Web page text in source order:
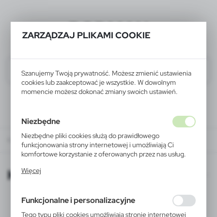
ZARZĄDZAJ PLIKAMI COOKIE
Szanujemy Twoją prywatność. Możesz zmienić ustawienia
cookies lub zaakceptować je wszystkie. W dowolnym
momencie możesz dokonać zmiany swoich ustawień.
Niezbędne
Niezbędne pliki cookies służą do prawidłowego
funkcjonowania strony internetowej i umożliwiają Ci
komfortowe korzystanie z oferowanych przez nas usług.
działania w celu m.in. dostosowania Twoich ustawień
korzystasz, może działać bez zakłóceń.
Więcej
Funkcjonalne i personalizacyjne
Tego typu pliki cookies umożliwiają stronie internetowej
BODMAN
KATALOGI ONLINE
KATALOGI ONLINE